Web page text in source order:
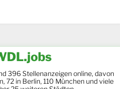
396 Stellenanzeigen online, davon
72 in Berlin, 110 München und viele